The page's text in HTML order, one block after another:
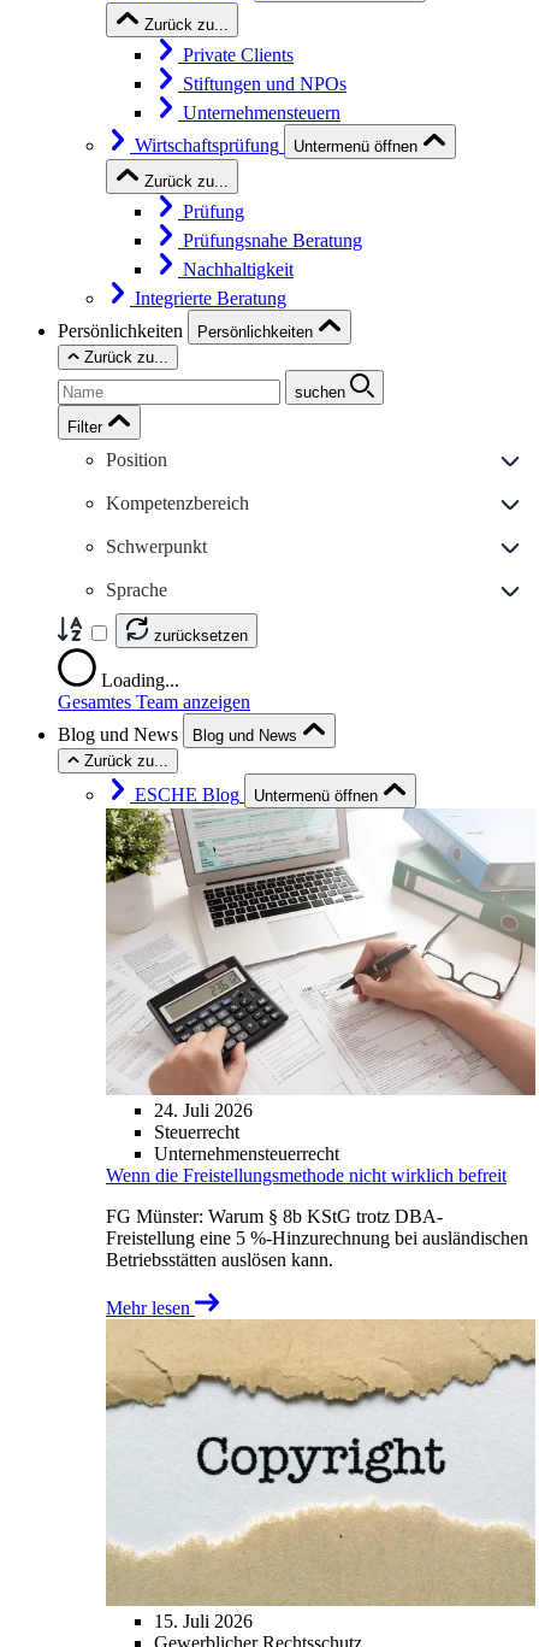
Zurück zu...
Private Clients
Stiftungen und NPOs
Unternehmensteuern
Wirtschaftsprüfung
Untermenü öffnen
Zurück zu...
Prüfung
Prüfungsnahe Beratung
Nachhaltigkeit
Integrierte Beratung
Persönlichkeiten
Persönlichkeiten
Zurück zu...
suchen
Filter
Position
Kompetenzbereich
Schwerpunkt
Sprache
zurücksetzen
Loading...
Gesamtes Team anzeigen
Blog und News
Blog und News
Zurück zu...
ESCHE Blog Untermenü öffnen
24. Juli 2026
Steuerrecht
Unternehmensteuerrecht
Wenn die Freistellungsmethode nicht wirklich befreit
FG Münster: Warum § 8b KStG trotz DBA-
Freistellung eine 5 %-Hinzurechnung bei ausländischen
Betriebsstätten auslösen kann.
Mehr lesen
15. Juli 2026
Gewerblicher Rechtsschutz